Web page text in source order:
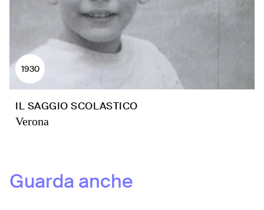
1930
IL SAGGIO SCOLASTICO
Verona
Guarda anche